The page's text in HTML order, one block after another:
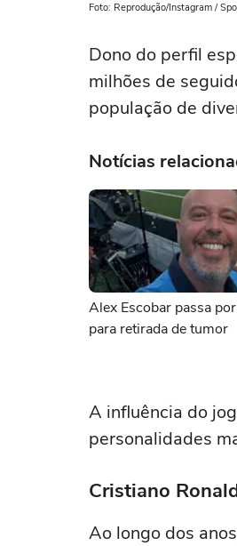
Foto: Reprodução/Instagram /
Dono do perfil
milhões de
população de
Notícias
Alex Escobar passa
para retirada de tumor
A influência do
personalidades
Cristiano
Ao longo dos